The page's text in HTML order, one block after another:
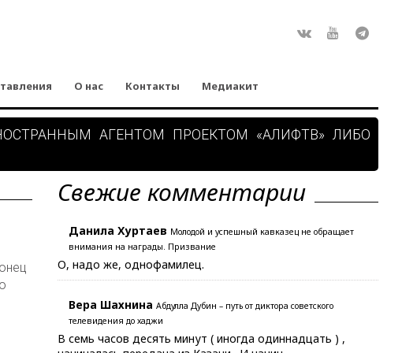
О нас Контакты Медиакит
АГЕНТОМ ПРОЕКТОМ «АЛИФТВ» ЛИБО
Свежие комментарии
Данила Хуртаев Молодой и успешный кавказец не обращает
внимания на награды. Призвание
О, надо же, однофамилец.
Вера Шахнина Абдулла Дубин – путь от диктора советского
телевидения до хаджи
В семь часов десять минут ( иногда одиннадцать ) ,